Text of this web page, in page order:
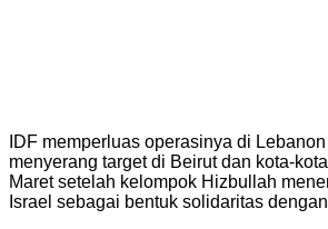
IDF memperluas operasinya di
menyerang target di Beirut dan kota-
Maret setelah kelompok Hizbullah
Israel sebagai bentuk solidaritas